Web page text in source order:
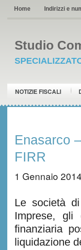
Home Indirizzi e
Studio
NOTIZIE FISCALI
Enasarco
FIRR
1 Gennaio 2014
Le società
Imprese,
finanziaria
liquidazione